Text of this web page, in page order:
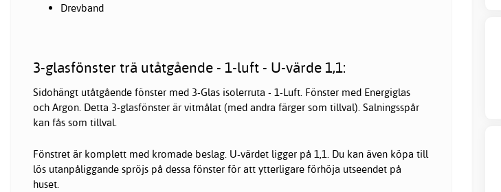
Drevband
3-glasfönster trä utåtgående - 1-luft - U-värde 1,1:
Sidohängt utåtgående fönster med 3-Glas isolerruta - 1-Luft. Fönster med Energiglas
och Argon. Detta 3-glasfönster är vitmålat (med andra färger som tillval). Salningsspår
kan fås som tillval.
Fönstret är komplett med kromade beslag. U-värdet ligger på 1,1. Du kan även köpa till
lös utanpåliggande spröjs på dessa fönster för att ytterligare förhöja utseendet på
huset.